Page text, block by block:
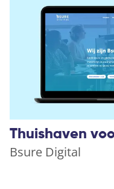
Thuishaven
Bsure Digital